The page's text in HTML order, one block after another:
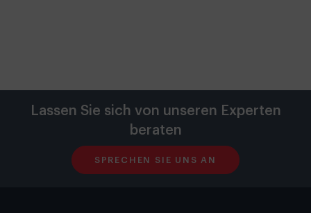
Lassen Sie sich von unseren Experten
beraten
SPRECHEN SIE UNS AN